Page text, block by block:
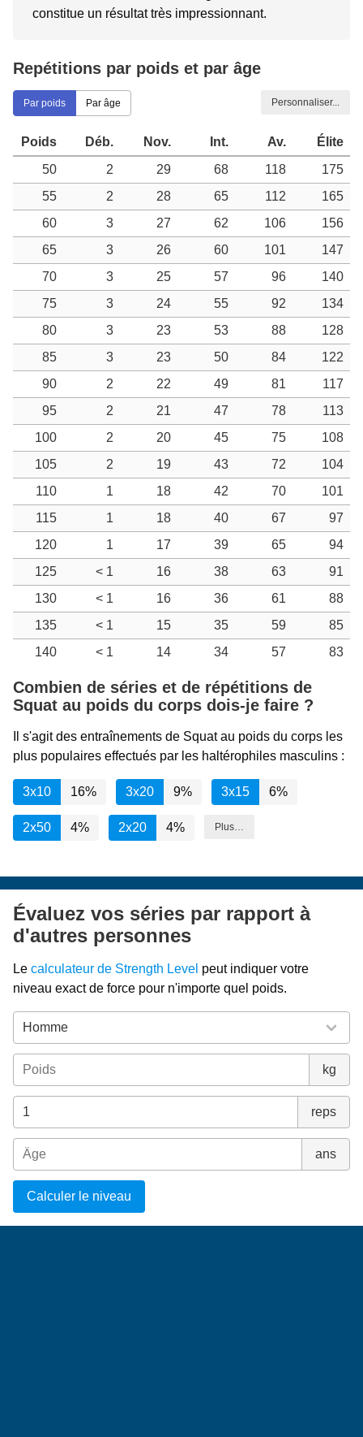
constitue un résultat très impressionnant.
Repétitions par poids et par âge
Par poids Par âge Personnaliser...
Poids Déb. Nov. Int. Av.
Élite
50
2 29 68 118
175
55
2 28 65 112
165
60
3 27 62 106
156
65
3 26 60 101
147
70
3 25 57 96
140
75
3 24 55 92
134
80
3 23 53 88
128
85
3 23 50 84
122
90
2 22 49 81
117
95
2 21 47 78
113
100
2 20 45 75
108
105
2 19 43 72
104
110
1 18 42 70
101
115
1 18 40 67
97
120
1 17 39 65
94
125
< 1 16 38 63
91
130
< 1 16 36 61
88
135
< 1 15 35 59
85
140
< 1 14 34 57 83
Combien de séries et de répétitions de
Squat au poids du corps dois-je faire ?
Il s'agit des entraînements de Squat au poids du corps les
plus populaires effectués par les haltérophiles masculins :
3x10 16% 3x20 9% 3x15 6%
2x50 4% 2x20 4% Plus…
Évaluez vos séries par rapport à
d'autres personnes
Le calculateur de Strength Level peut indiquer votre
niveau exact de force pour n'importe quel poids.
kg
reps
ans
Calculer le niveau